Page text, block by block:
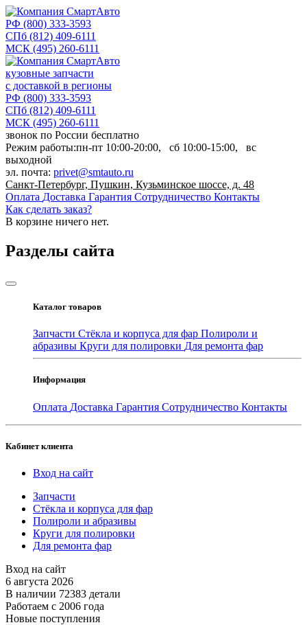
РФ (800) 333-3593
СПб (812) 409-6111
МСК (495) 260-6111
кузовные запчасти
с доставкой в регионы
РФ (800) 333-3593
СПб (812) 409-6111
МСК (495) 260-6111
звонок по России бесплатно
Режим работы:пн-пт 10:00-20:00, сб 10:00-15:00, вс
выходной
эл. почта: privet@smtauto.ru
Санкт-Петербург, Пушкин, Кузьминское шоссе, д. 48
Оплата Доставка Гарантия Сотрудничество Контакты
Как сделать заказ?
В корзине ничего нет.
Разделы сайта
Каталог товаров
Запчасти Стёкла и корпуса для фар Полироли и
абразивы Круги для полировки Для ремонта фар
Информация
Оплата Доставка Гарантия Сотрудничество Контакты
Кабинет клиента
Вход на сайт
Запчасти
Стёкла и корпуса для фар
Полироли и абразивы
Круги для полировки
Для ремонта фар
Вход на сайт
6 августа 2026
В наличии 72383 детали
Работаем с 2006 года
Новые поступления